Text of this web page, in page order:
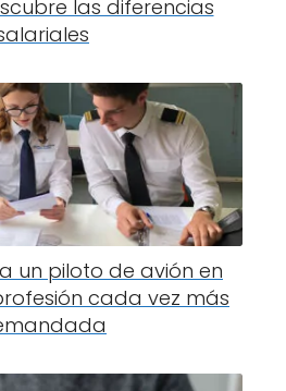
las diferencias
un piloto de avión en
cada vez más